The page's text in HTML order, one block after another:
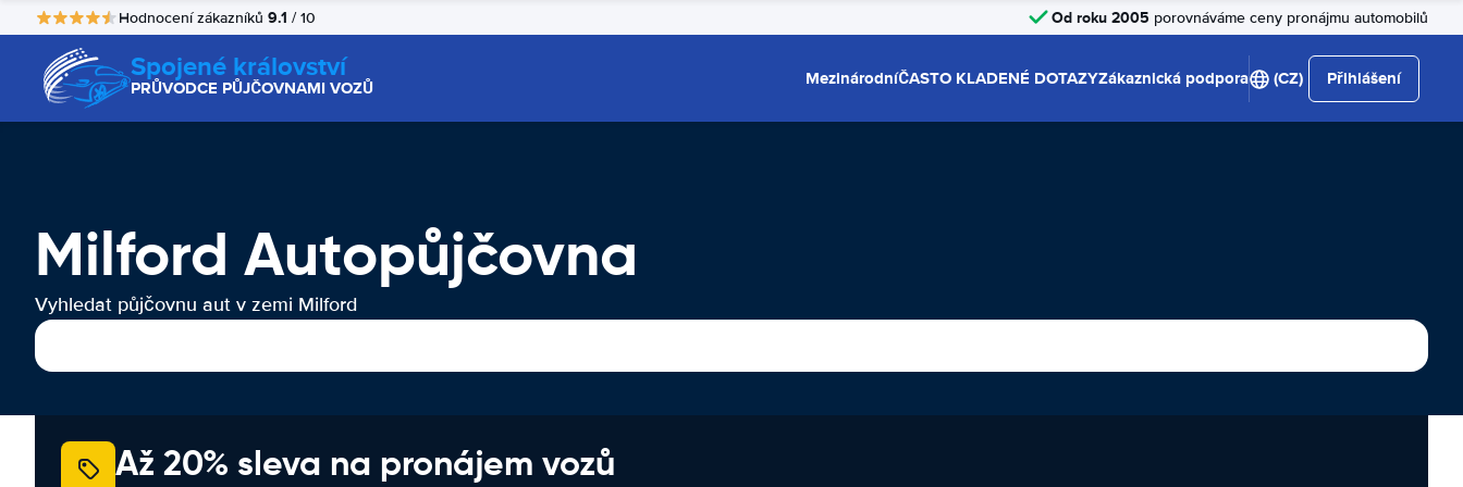
Hodnocení zákazníků 9.1 / 10 Od roku 2005 porovnáváme ceny pronájmu automobilů
Spojené království
PRŮVODCE PŮJČOVNAMI VOZŮ MezinárodníČASTO KLADENÉ DOTAZYZákaznická podpora (CZ) Přihlášení
Milford Autopůjčovna
Vyhledat půjčovnu aut v zemi Milford
Až 20% sleva na pronájem vozů